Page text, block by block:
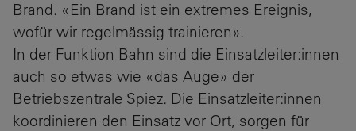
Brand. «Ein Brand ist ein extremes Ereignis,
wofür wir regelmässig trainieren».
In der Funktion Bahn sind die Einsatzleiter:innen
auch so etwas wie «das Auge» der
Betriebszentrale Spiez. Die Einsatzleiter:innen
koordinieren den Einsatz vor Ort, sorgen für